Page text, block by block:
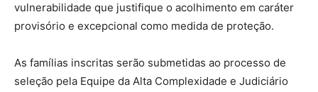
vulnerabilidade que justifique o acolhimento em caráter
provisório e excepcional como medida de proteção.
As famílias inscritas serão submetidas ao processo de
seleção pela Equipe da Alta Complexidade e Judiciário